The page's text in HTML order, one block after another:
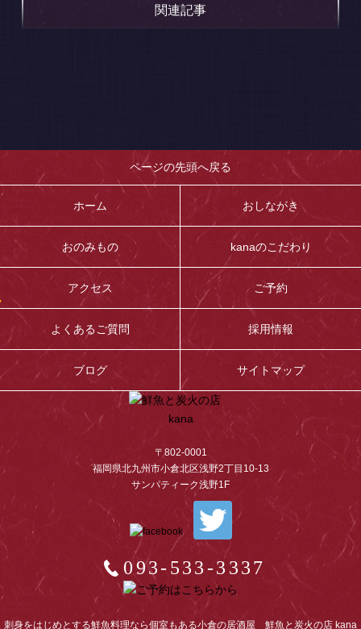
関連記事
ページの先頭へ戻る
ホーム おしながき
おのみもの kanaのこだわり
アクセス ご予約
よくあるご質問 採用情報
ブログ サイトマップ
〒802-0001
福岡県北九州市小倉北区浅野2丁目10-13
サンパティーク浅野1F
093-533-3337
刺身をはじめとする鮮魚料理なら個室もある小倉の居酒屋 鮮魚と炭火の店 kana